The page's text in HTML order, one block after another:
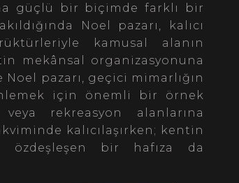
güçlü bir biçimde farklı bir
Noel pazarı, kalıcı
kamusal alanın
mekânsal organizasyonuna
pazarı, geçici mimarlığın
için önemli bir örnek
rekreasyon alanlarına
kalıcılaşırken; kentin
özdeşleşen bir hafıza da